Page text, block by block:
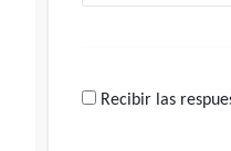
Recibir las